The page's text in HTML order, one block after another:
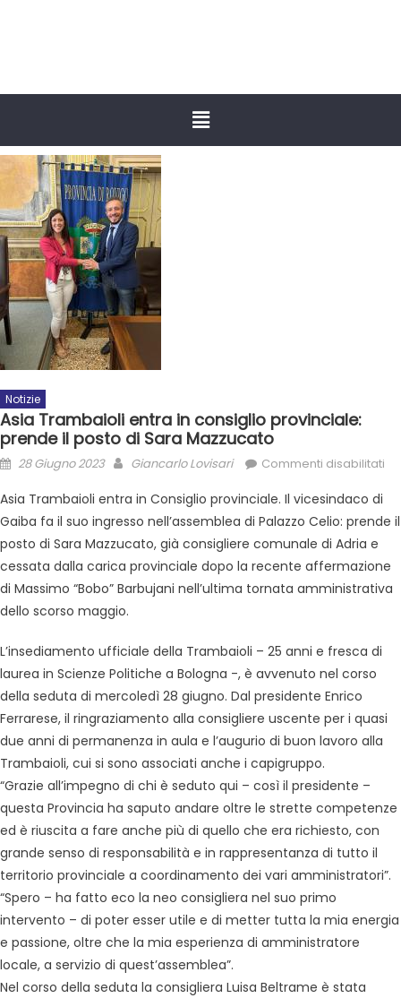
Notizie
Asia Trambaioli entra in consiglio provinciale:
prende il posto di Sara Mazzucato
28 Giugno 2023 Giancarlo Lovisari Commenti disabilitati
Asia Trambaioli entra in Consiglio provinciale. Il vicesindaco di
Gaiba fa il suo ingresso nell’assemblea di Palazzo Celio: prende il
posto di Sara Mazzucato, già consigliere comunale di Adria e
cessata dalla carica provinciale dopo la recente affermazione
di Massimo “Bobo” Barbujani nell’ultima tornata amministrativa
dello scorso maggio.
L’insediamento ufficiale della Trambaioli – 25 anni e fresca di
laurea in Scienze Politiche a Bologna -, è avvenuto nel corso
della seduta di mercoledì 28 giugno. Dal presidente Enrico
Ferrarese, il ringraziamento alla consigliere uscente per i quasi
due anni di permanenza in aula e l’augurio di buon lavoro alla
Trambaioli, cui si sono associati anche i capigruppo.
“Grazie all’impegno di chi è seduto qui – così il presidente –
questa Provincia ha saputo andare oltre le strette competenze
ed è riuscita a fare anche più di quello che era richiesto, con
grande senso di responsabilità e in rappresentanza di tutto il
territorio provinciale a coordinamento dei vari amministratori”.
“Spero – ha fatto eco la neo consigliera nel suo primo
intervento – di poter esser utile e di metter tutta la mia energia
e passione, oltre che la mia esperienza di amministratore
locale, a servizio di quest’assemblea”.
Nel corso della seduta la consigliera Luisa Beltrame è stata